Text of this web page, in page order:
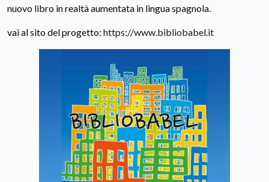
nuovo libro in realtà aumentata in lingua spagnola.
vai al sito del progetto: https://www.bibliobabel.it